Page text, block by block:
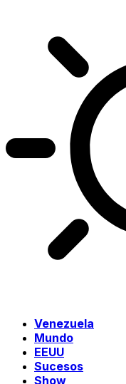
Venezuela
Mundo
EEUU
Sucesos
Show